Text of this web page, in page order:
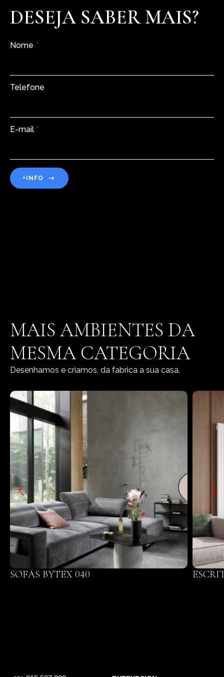
DESEJA SABER MAIS?
Nome *
Telefone
E-mail *
+INFO
MAIS AMBIENTES DA
MESMA CATEGORIA
Desenhamos e criamos, da fabrica a sua casa.
SOFÁS BYTEX 040